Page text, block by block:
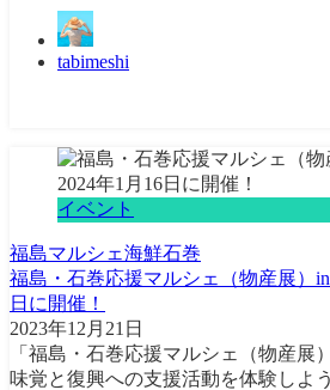
tabimeshi
イベント
福島マルシェ海鮮石巻
福島・石巻応援マルシェ（物産展）
日に開催！
2023年12月21日
「福島・石巻応援マルシェ（物産展
味覚と復興への支援活動を体験しよ